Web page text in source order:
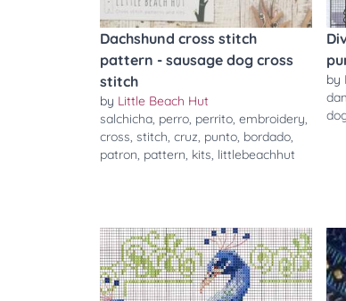
Dachshund cross stitch
pattern - sausage dog cross
stitch
by Little Beach Hut
salchicha, perro, perrito, embroidery,
cross, stitch, cruz, punto, bordado,
patron, pattern, kits, littlebeachhut
by